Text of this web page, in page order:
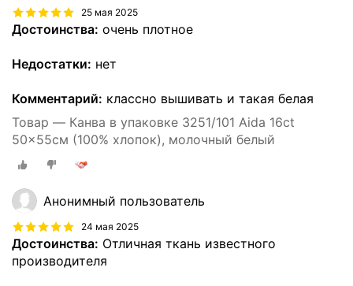
25 мая 2025
Достоинства: очень плотное
Недостатки: нет
Комментарий: классно вышивать и такая белая
Товар — Канва в упаковке 3251/101 Aida 16ct
50x55см (100% хлопок), молочный белый
Анонимный пользователь
24 мая 2025
Достоинства: Отличная ткань известного
производителя